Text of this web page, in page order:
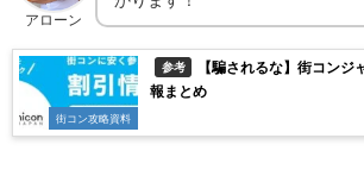
アローン
街コン攻略資料
参考
【騙されるな】街コンジ
報まとめ